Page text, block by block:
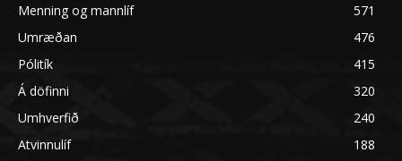
Menning og mannlíf
571
Umræðan
476
Pólitík
415
Á döfinni
320
Umhverfið
240
Atvinnulíf
188